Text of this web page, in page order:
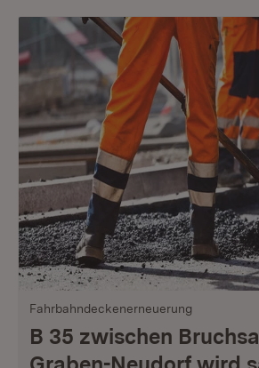
Fahrbahndeckenerneuerung
B 35 zwischen